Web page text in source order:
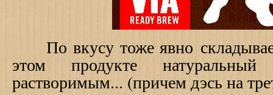
По вкусу тоже явно
этом продукте
растворимым... (причем дэсь на